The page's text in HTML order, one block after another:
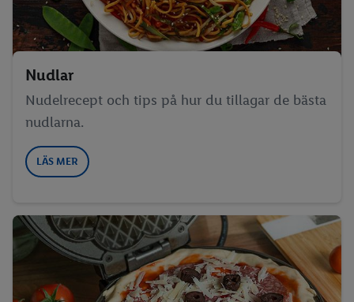
Nudlar
Nudelrecept och tips på hur du tillagar de bästa
nudlarna.
LÄS MER